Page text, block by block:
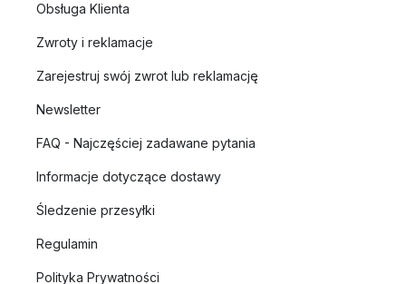
Obsługa Klienta
Zwroty i reklamacje
Zarejestruj swój zwrot lub reklamację
Newsletter
FAQ - Najczęściej zadawane pytania
Informacje dotyczące dostawy
Śledzenie przesyłki
Regulamin
Polityka Prywatności